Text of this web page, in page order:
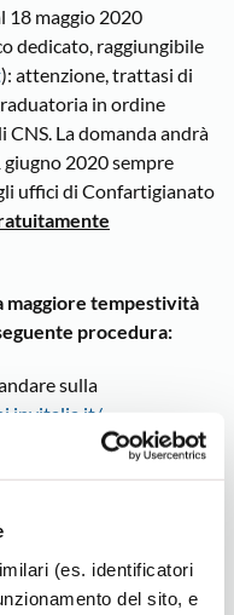
(es. identificatori
del sito, e
18 maggio 2020
dedicato, raggiungibile
): attenzione, trattasi di
in ordine
La domanda andrà
giugno 2020 sempre
uffici di Confartigianato
maggiore tempestività
procedura:
sulla
o premendo il tasto
tasto “prova invio”